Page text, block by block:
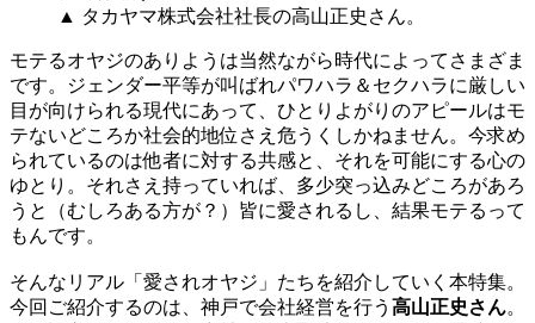
▲ タカヤマ株式会社社長の高山正史さん。
モテるオヤジのありようは当然ながら時代によってさまざま
です。ジェンダー平等が叫ばれパワハラ＆セクハラに厳しい
目が向けられる現代にあって、ひとりよがりのアピールはモ
テないどころか社会的地位さえ危うくしかねません。今求め
られているのは他者に対する共感と、それを可能にする心の
ゆとり。それさえ持っていれば、多少突っ込みどころがあろ
うと（むしろある方が？）皆に愛されるし、結果モテるって
もんです。
そんなリアル「愛されオヤジ」たちを紹介していく本特集。
今回ご紹介するのは、神戸で会社経営を行う 高山正史さん。